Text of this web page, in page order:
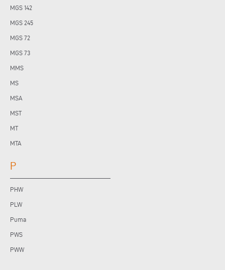
MGS 142
MGS 245
MGS 72
MGS 73
MMS
MS
MSA
MST
MT
MTA
P
PHW
PLW
Puma
PWS
PWW